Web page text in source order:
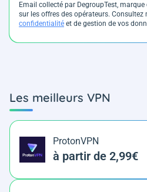
Email collecté par DegroupTest,
sur les offres des opérateurs. Consultez
confidentialité et de gestion de vos
Les meilleurs VPN
ProtonVPN
à partir de 2,99€